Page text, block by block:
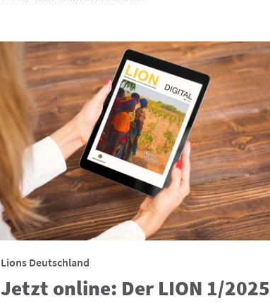
Lions Deutschland
Jetzt online: Der LION 1/2025